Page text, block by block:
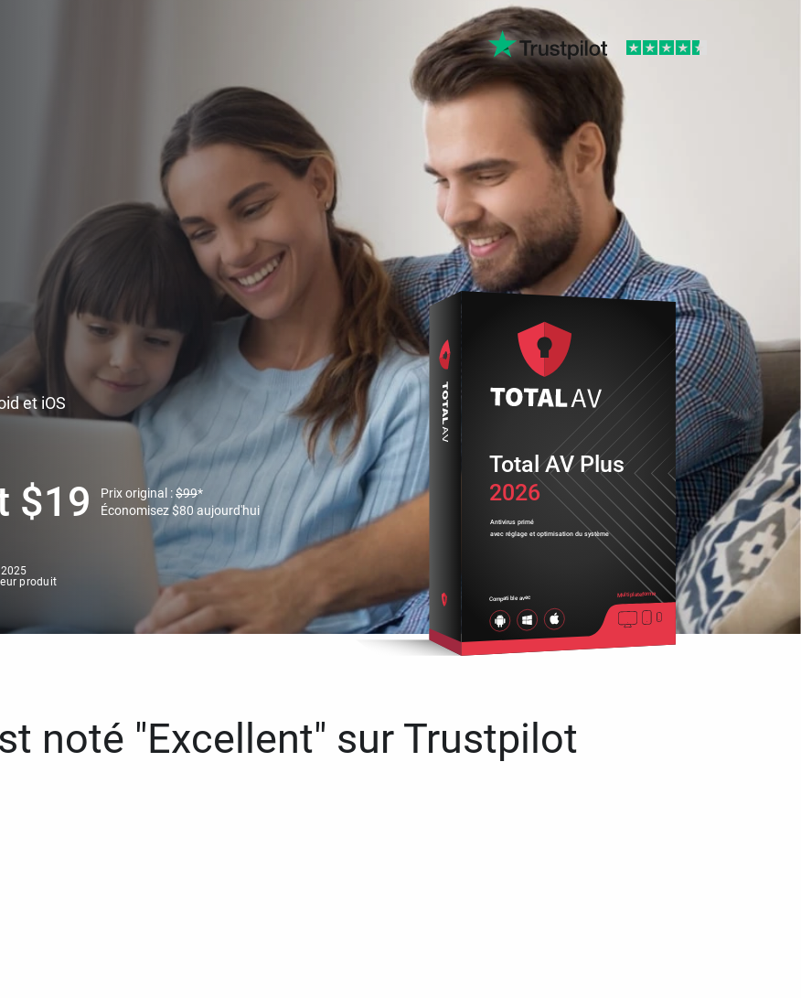
et iOS
$19 Prix original :$99*
Économisez$80 aujourd'hui
produit
2026
Antivirus primé
avec réglage et optimisation du système
Compatible avec Multiplateforme
Total AV Plus
noté "Excellent" sur Trustpilot